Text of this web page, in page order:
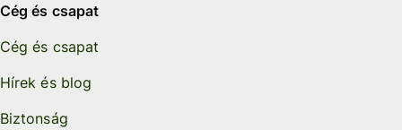
Cég és csapat
Cég és csapat
Hírek és blog
Biztonság